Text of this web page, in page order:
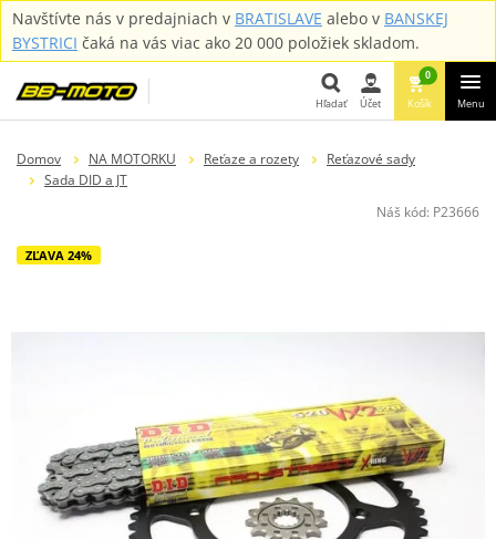
Navštívte nás v predajniach v BRATISLAVE alebo v BANSKEJ
BYSTRICI čaká na vás viac ako 20 000 položiek skladom.
Hľadať
Hľadať Účet
0
Košík Menu
Domov NA MOTORKU Reťaze a rozety
Reťazové sady
Sada DID a JT
Náš kód: P23666
ZĽAVA 24%